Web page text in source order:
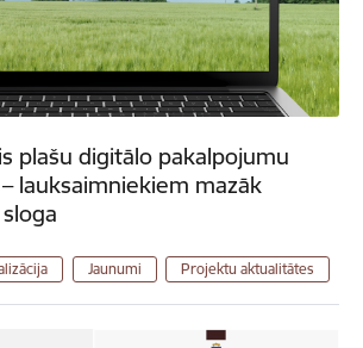
plašu digitālo pakalpojumu
lauksaimniekiem mazāk
Jaunumi Projektu aktualitātes